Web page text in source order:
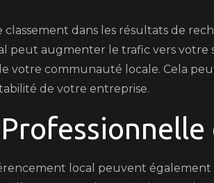
classement dans les résultats de
peut augmenter le trafic vers votre
votre communauté locale. Cela
de votre entreprise.
local peuvent